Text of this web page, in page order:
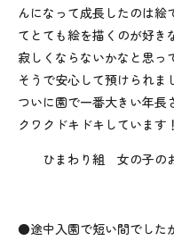
んになって成長したのは絵
てとても絵を描くのが好き
寂しくならないかなと思っ
そうで安心して預けられま
ついに園で一番大きい年長
クワクドキドキしています！
ひまわり組 女の子の
●途中入園で短い間でした